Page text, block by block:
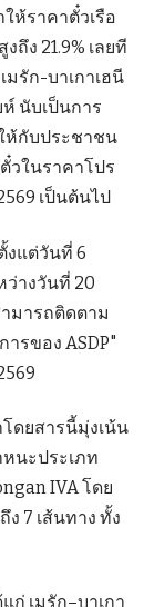
ห้ราคาตั๋วเรือ
ง 21.9% เลยที
มรัก-บาเกาเฮนี
ห์ นับเป็นการ
ห้กับประชาชน
วในราคาโปร
เป็นต้นไป
งแต่วันที่ 6
ว่างวันที่ 20
มารถติดตาม
รของ ASDP"
ดยสารนี้มุ่งเน้น
นะประเภท
IVA โดย
7 เส้นทาง ทั้ง
ก่ เมรัก–บาเกา